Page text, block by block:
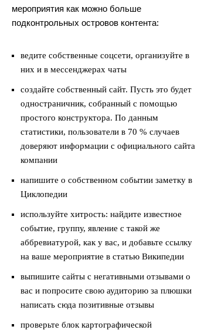
мероприятия как можно больше
подконтрольных островов контента:
ведите собственные соцсети, организуйте в
них и в мессенджерах чаты
создайте собственный сайт. Пусть это будет
одностраничник, собранный с помощью
простого конструктора. По данным
статистики, пользователи в 70 % случаев
доверяют информации с официального сайта
компании
напишите о собственном событии заметку в
Циклопедии
используйте хитрость: найдите известное
событие, группу, явление с такой же
аббревиатурой, как у вас, и добавьте ссылку
на ваше мероприятие в статью Википедии
выпишите сайты с негативными отзывами о
вас и попросите свою аудиторию за плюшки
написать сюда позитивные отзывы
проверьте блок картографической